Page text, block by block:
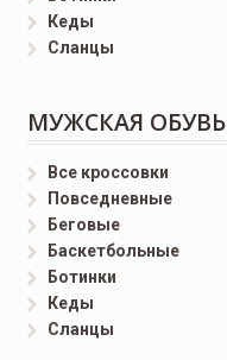
Кеды
Сланцы
МУЖСКАЯ ОБУВЬ
Все кроссовки
Повседневные
Беговые
Баскетбольные
Ботинки
Кеды
Сланцы